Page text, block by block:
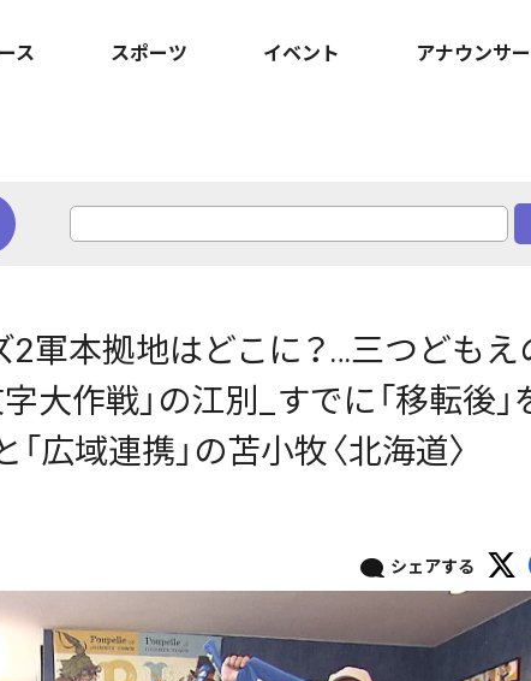
ス スポーツ イベント アナウンサー
2軍本拠地はどこに？…三つども
大作戦」の江別_すでに「移転後」
広域連携」の苫小牧〈北海道〉
シェアする